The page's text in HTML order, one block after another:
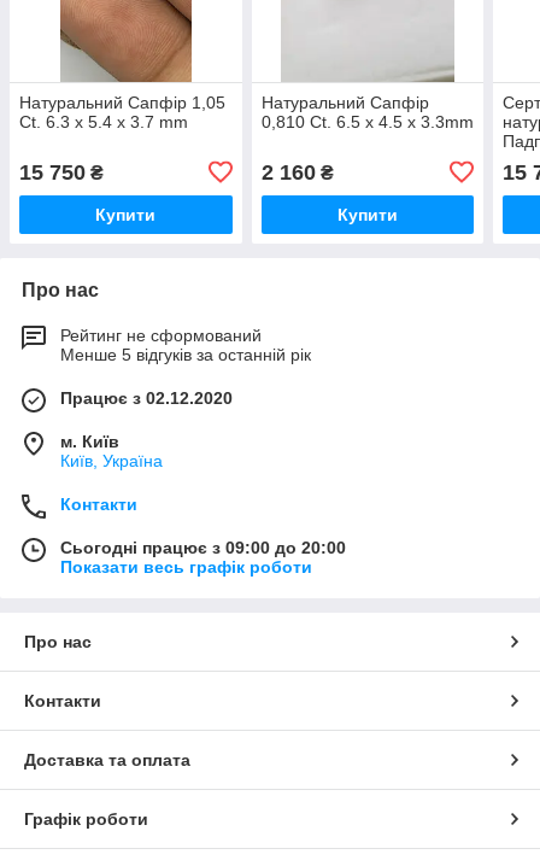
Натуральний Сапфір 1,05
Ct. 6.3 x 5.4 x 3.7 mm
15 750 ₴
Купити
Натуральний Сапфір
0,810 Ct. 6.5 x 4.5 x 3.3mm
2 160₴
Купити
15
Про нас
Рейтинг не сформований
Менше 5 відгуків за останній рік
Працює з 02.12.2020
м. Київ
Київ, Україна
Контакти
Сьогодні працює з 09:00 до 20:00
Показати весь графік роботи
Про нас
Контакти
Доставка та оплата
Графік роботи